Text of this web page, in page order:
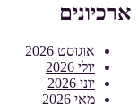
ארכיונים
אוגוסט 2026
יולי 2026
יוני 2026
מאי 2026